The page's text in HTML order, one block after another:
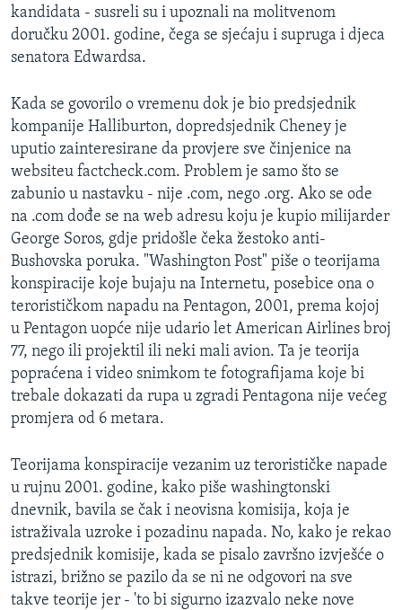
kandidata - susreli su i upoznali na molitvenom
doručku 2001. godine, čega se sjećaju i supruga i djeca
senatora Edwardsa.
Kada se govorilo o vremenu dok je bio predsjednik
kompanije Halliburton, dopredsjednik Cheney je
uputio zainteresirane da provjere sve činjenice na
websiteu factcheck.com. Problem je samo što se
zabunio u nastavku - nije .com, nego .org. Ako se ode
na .com dođe se na web adresu koju je kupio milijarder
George Soros, gdje pridošle čeka žestoko anti-
Bushovska poruka. "Washington Post" piše o teorijama
konspiracije koje bujaju na Internetu, posebice ona o
terorističkom napadu na Pentagon, 2001, prema kojoj
u Pentagon uopće nije udario let American Airlines broj
77, nego ili projektil ili neki mali avion. Ta je teorija
popraćena i video snimkom te fotografijama koje bi
trebale dokazati da rupa u zgradi Pentagona nije većeg
promjera od 6 metara.
Teorijama konspiracije vezanim uz terorističke napade
u rujnu 2001. godine, kako piše washingtonski
dnevnik, bavila se čak i neovisna komisija, koja je
istraživala uzroke i pozadinu napada. No, kako je rekao
predsjednik komisije, kada se pisalo završno izvješće o
istrazi, brižno se pazilo da se ni ne odgovori na sve
takve teorije jer - 'to bi sigurno izazvalo neke nove